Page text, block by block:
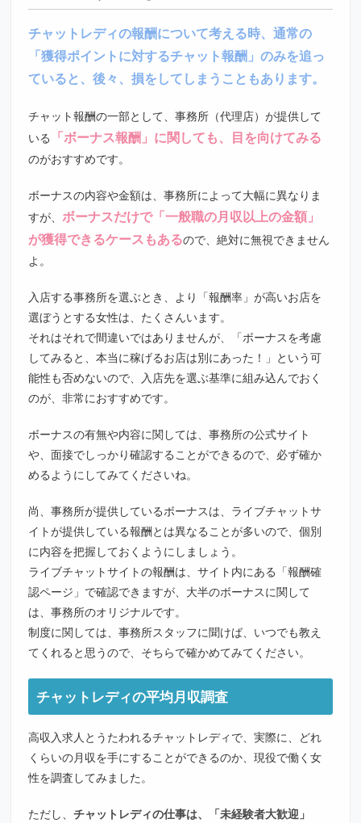
チャットレディの報酬について考える時、通常の
「獲得ポイントに対するチャット報酬」のみを追っ
ていると、後々、損をしてしまうこともあります。
チャット報酬の一部として、事務所（代理店）が提供して
いる 「ボーナス報酬」に関しても、目を向けてみる
のがおすすめです。
ボーナスの内容や金額は、事務所によって大幅に異なりま
すが、ボーナスだけで「一般職の月収以上の金額」
が獲得できるケースもあるので、絶対に無視できません
よ。
入店する事務所を選ぶとき、より「報酬率」が高いお店を
選ぼうとする女性は、たくさんいます。
それはそれで間違いではありませんが、「ボーナスを考慮
してみると、本当に稼げるお店は別にあった！」という可
能性も否めないので、入店先を選ぶ基準に組み込んでおく
のが、非常におすすめです。
ボーナスの有無や内容に関しては、事務所の公式サイト
や、面接でしっかり確認することができるので、必ず確か
めるようにしてみてくださいね。
尚、事務所が提供しているボーナスは、ライブチャットサ
イトが提供している報酬とは異なることが多いので、個別
に内容を把握しておくようにしましょう。
ライブチャットサイトの報酬は、サイト内にある「報酬確
認ページ」で確認できますが、大半のボーナスに関して
は、事務所のオリジナルです。
制度に関しては、事務所スタッフに聞けば、いつでも教え
てくれると思うので、そちらで確かめてみてください。
チャットレディの平均月収調査
高収入求人とうたわれるチャットレディで、実際に、どれ
くらいの月収を手にすることができるのか、現役で働く女
性を調査してみました。
ただし、チャットレディの仕事は、「未経験者大歓迎」